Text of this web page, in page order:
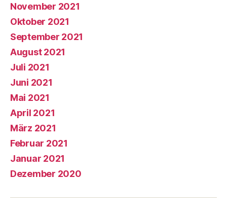
November 2021
Oktober 2021
September 2021
August 2021
Juli 2021
Juni 2021
Mai 2021
April 2021
März 2021
Februar 2021
Januar 2021
Dezember 2020